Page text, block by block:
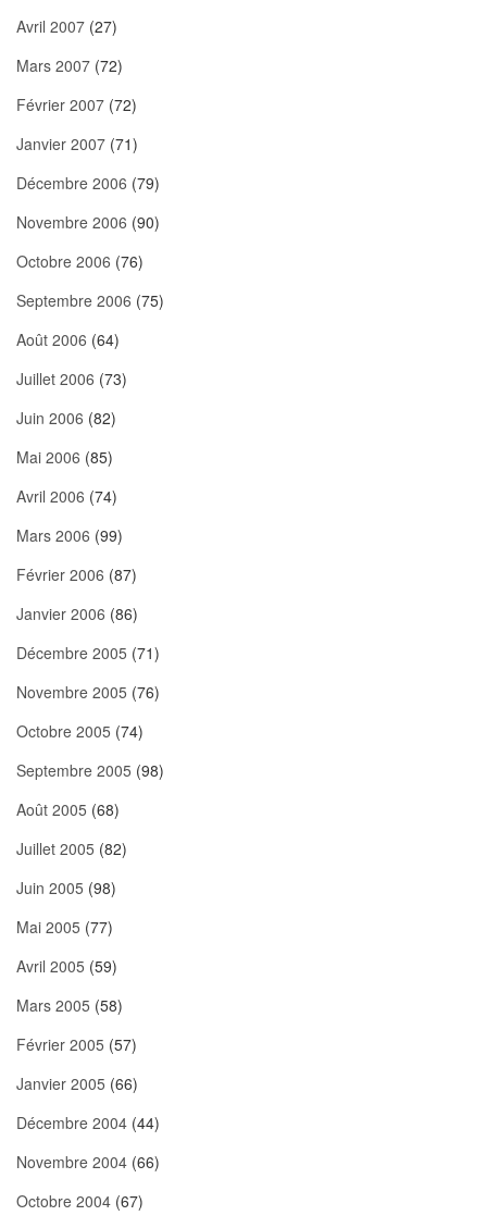
Avril 2007 (27)
Mars 2007 (72)
Février 2007 (72)
Janvier 2007 (71)
Décembre 2006 (79)
Novembre 2006 (90)
Octobre 2006 (76)
Septembre 2006 (75)
Août 2006 (64)
Juillet 2006 (73)
Juin 2006 (82)
Mai 2006 (85)
Avril 2006 (74)
Mars 2006 (99)
Février 2006 (87)
Janvier 2006 (86)
Décembre 2005 (71)
Novembre 2005 (76)
Octobre 2005 (74)
Septembre 2005 (98)
Août 2005 (68)
Juillet 2005 (82)
Juin 2005 (98)
Mai 2005 (77)
Avril 2005 (59)
Mars 2005 (58)
Février 2005 (57)
Janvier 2005 (66)
Décembre 2004 (44)
Novembre 2004 (66)
Octobre 2004 (67)